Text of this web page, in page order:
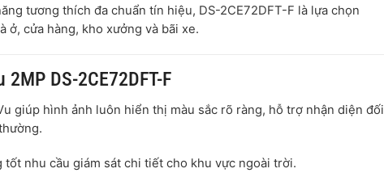
tương thích đa chuẩn tín hiệu, DS-2CE72DFT-F là lựa chọn
ở, cửa hàng, kho xưởng và bãi xe.
DS-2CE72DFT-F
giúp hình ảnh luôn hiển thị màu sắc rõ ràng, hỗ trợ nhận diện đối
tốt nhu cầu giám sát chi tiết cho khu vực ngoài trời.